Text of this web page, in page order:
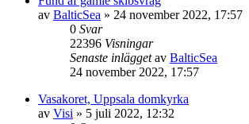
av BalticSea » 24 november 2022, 17:57
0 Svar
22396 Visningar
Senaste inläggetav BalticSea
24 november 2022, 17:57
Vasakoret, Uppsala domkyrka
av Visi » 5 juli 2022, 12:32